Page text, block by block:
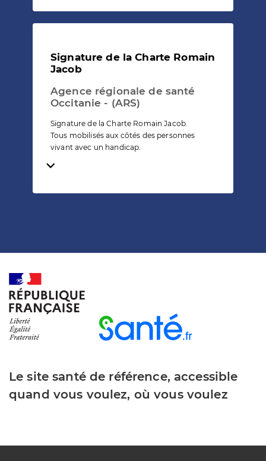
Signature de la Charte Romain
Jacob
Agence régionale de santé
Occitanie - (ARS)
Signature de la Charte Romain Jacob.
Tous mobilisés aux côtés des personnes
vivant avec un handicap.
Temps de lecture
Le site santé de référence, accessible
quand vous voulez, où vous voulez